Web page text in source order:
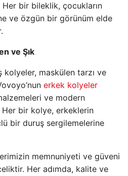
bir bileklik, çocukların
ve özgün bir görünüm elde
ve Şık
kolyeler, maskülen tarzı ve
erkek kolyeler
ve modern
Her bir kolye, erkeklerin
bir duruş sergilemelerine
memnuniyeti ve güveni
Her adımda, kalite ve